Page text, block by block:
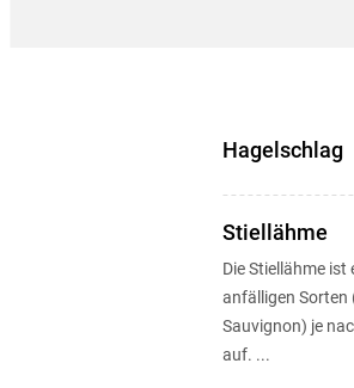
Hagelschlag
Stiellähme
Die Stiellähme
anfälligen Sorten
Sauvignon) je
auf. ...